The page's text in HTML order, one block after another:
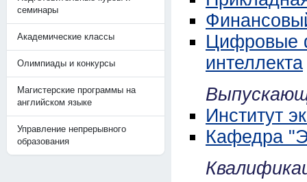
семинары
Академические классы
Олимпиады и конкурсы
Магистерские программы на
английском языке
Управление непрерывного
образования
Цифровые
интеллекта
Институт
Кафедра